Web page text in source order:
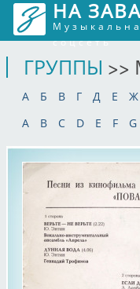
НА
соцсеть
ГРУППЫ
А Б В Г Д Е Ж
A
B C D E F G